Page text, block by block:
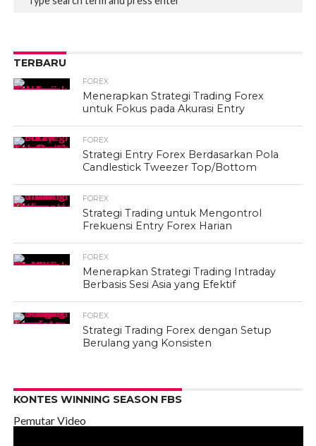
TERBARU
FOREX
Menerapkan Strategi Trading Forex
untuk Fokus pada Akurasi Entry
FOREX
Strategi Entry Forex Berdasarkan Pola
Candlestick Tweezer Top/Bottom
FOREX
Strategi Trading untuk Mengontrol
Frekuensi Entry Forex Harian
FOREX
Menerapkan Strategi Trading Intraday
Berbasis Sesi Asia yang Efektif
FOREX
Strategi Trading Forex dengan Setup
Berulang yang Konsisten
KONTES WINNING SEASON FBS
Pemutar Video